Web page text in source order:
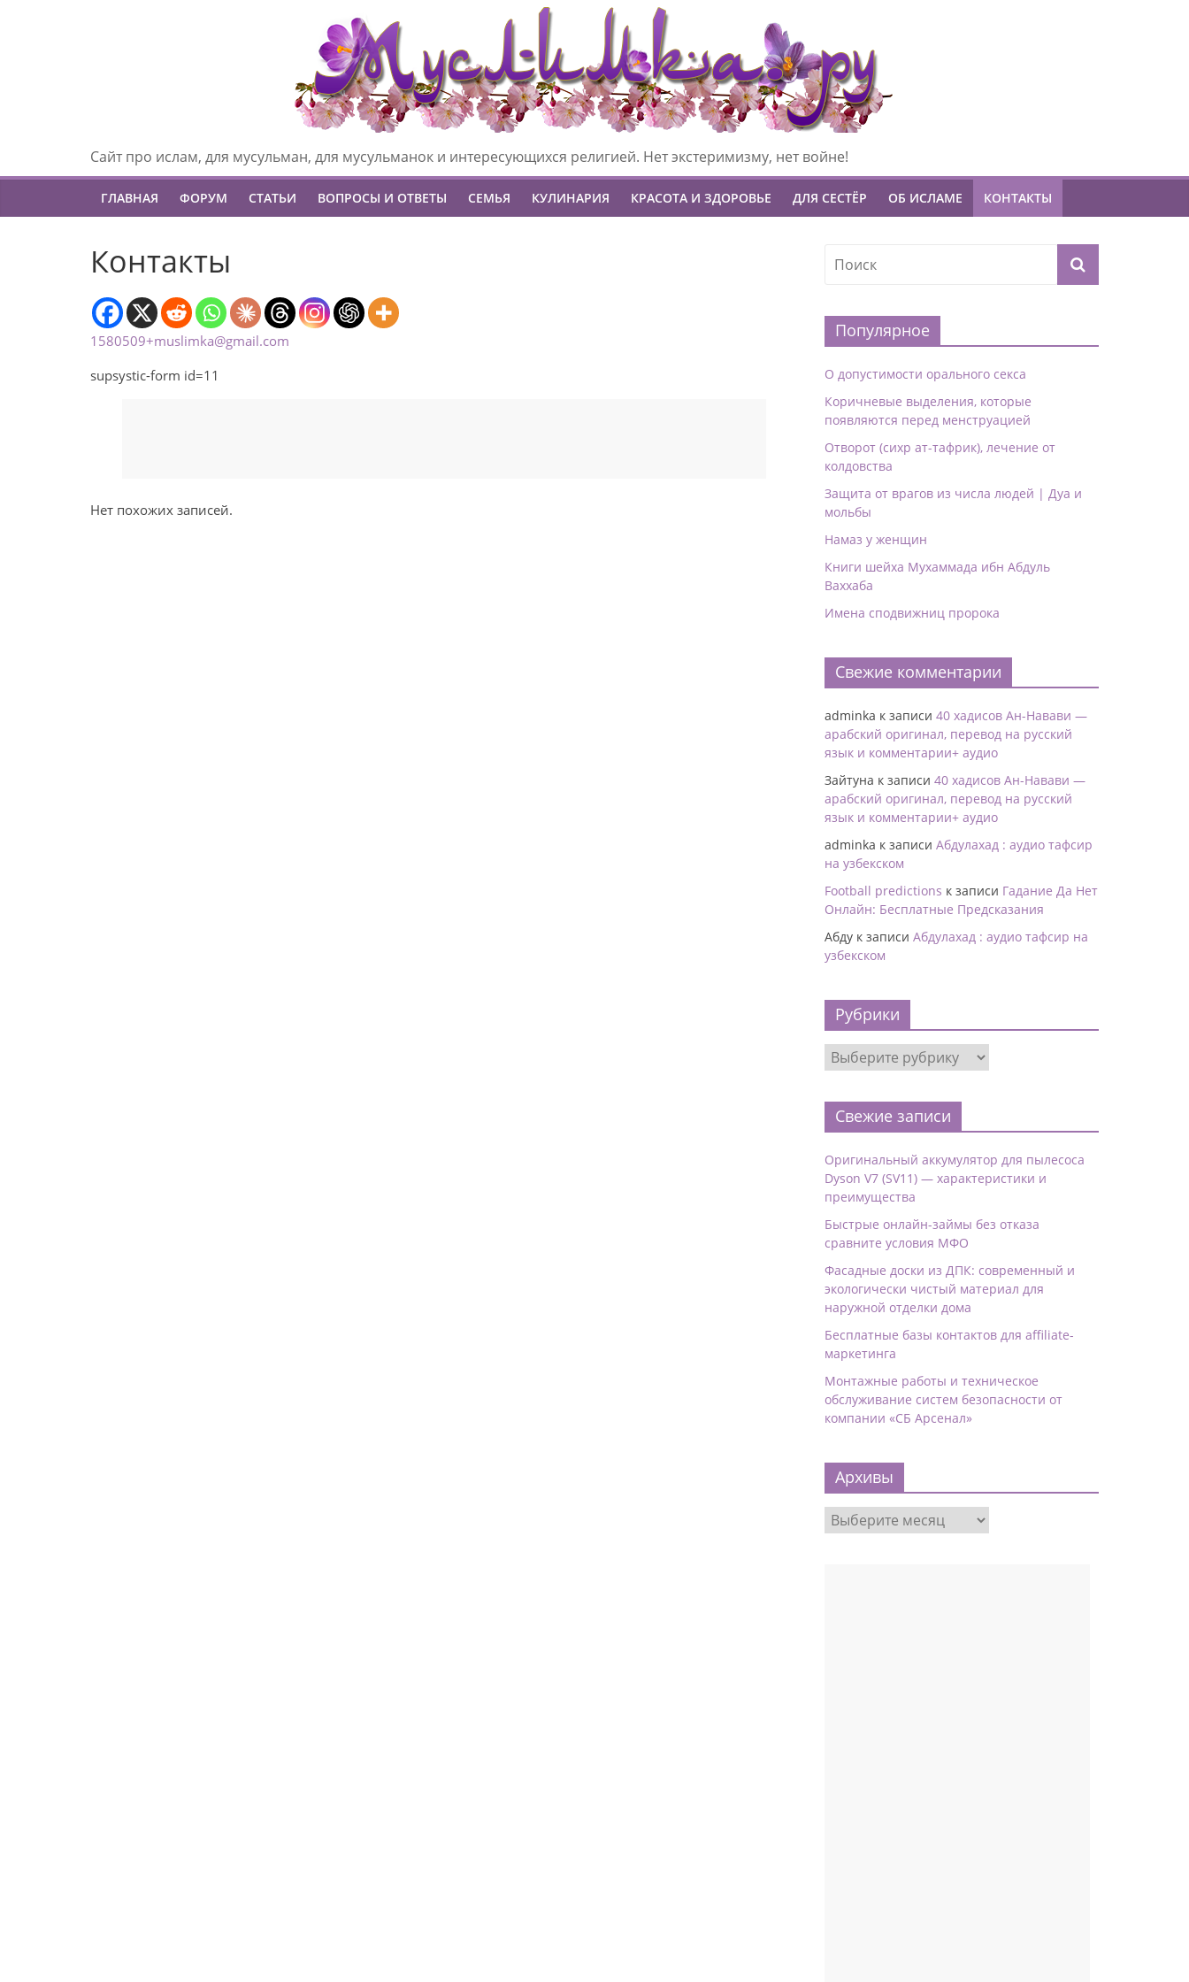
Сайт про ислам, для мусульман, для мусульманок и интересующихся религией. Нет экстеримизму, нет войне!
ГЛАВНАЯ ФОРУМ СТАТЬИ ВОПРОСЫ И ОТВЕТЫ СЕМЬЯ КУЛИНАРИЯ КРАСОТА И ЗДОРОВЬЕ ДЛЯ СЕСТЁР ОБ ИСЛАМЕ КОНТАКТЫ
Контакты
1580509+muslimka@gmail.com
supsystic-form id=11
Нет похожих записей.
Популярное
О допустимости орального секса
Коричневые выделения, которые
появляются перед менструацией
Отворот (сихр ат-тафрик), лечение от
колдовства
Защита от врагов из числа людей | Дуа и
мольбы
Намаз у женщин
Книги шейха Мухаммада ибн Абдуль
Ваххаба
Имена сподвижниц пророка
Свежие комментарии
adminka к записи 40 хадисов Ан-Навави —
арабский оригинал, перевод на русский
язык и комментарии+ аудио
Зайтуна к записи 40 хадисов Ан-Навави —
арабский оригинал, перевод на русский
язык и комментарии+ аудио
adminka к записи Абдулахад : аудио тафсир
на узбекском
Football predictions к записи Гадание Да Нет
Онлайн: Бесплатные Предсказания
Абду к записи Абдулахад : аудио тафсир на
узбекском
Рубрики
Свежие записи
Оригинальный аккумулятор для пылесоса
Dyson V7 (SV11) — характеристики и
преимущества
Быстрые онлайн-займы без отказа
сравните условия МФО
Фасадные доски из ДПК: современный и
экологически чистый материал для
наружной отделки дома
Бесплатные базы контактов для affiliate-
маркетинга
Монтажные работы и техническое
обслуживание систем безопасности от
компании «СБ Арсенал»
Архивы